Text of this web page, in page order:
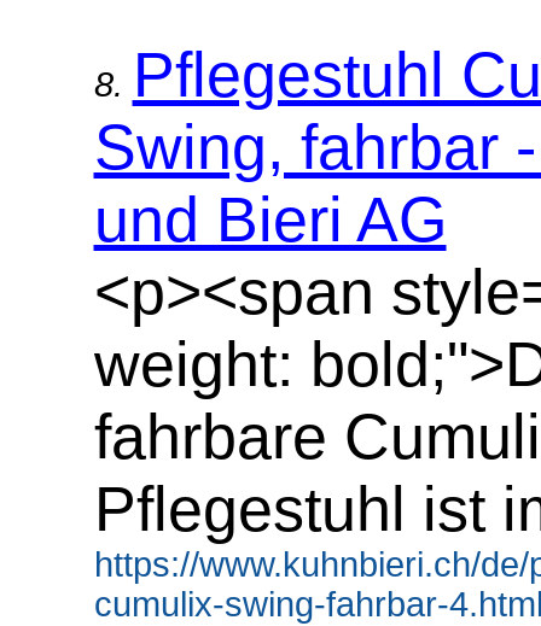
8. Pflegestuhl
Swing, fahrbar
und Bieri AG
<p><span
weight:
fahrbare
Pflegestuhl ist
https://www.kuhnbieri.ch/
cumulix-swing-fahrbar-